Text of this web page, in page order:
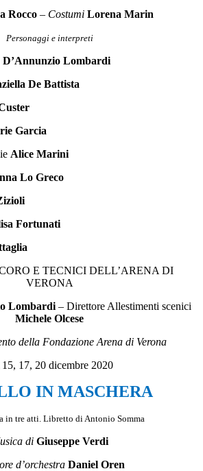
Rocco – Costumi Lorena Marin
Personaggi e interpreti
D’Annunzio Lombardi
De Battista
Garcia
Alice Marini
Lo Greco
Fortunati
E TECNICI DELL’ARENA DI
VERONA
Lombardi – Direttore Allestimenti scenici
Michele Olcese
della Fondazione Arena di Verona
15, 17, 20 dicembre 2020
IN MASCHERA
in tre atti. Libretto di Antonio Somma
di Giuseppe Verdi
d’orchestra Daniel Oren